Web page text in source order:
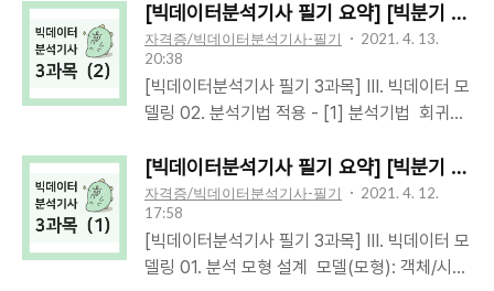
값/ 평균값- 오차제곱합 SSE- 전체제곱합
SST- 회귀제곱합 SSR- 결정계수 R² = SSR /
SST (and 수정된 결정계수)- Mallow's Cp-
혼동 행렬 Confusion Matrix- 정확도/ 민감도/
정밀도/ F1-score- ROC Curve- AUC (Area
터를 분석하여, 모형&독립변수의 유의성을 알아
보는 분석방법독립변수(X)가 범주형독립변수
(X)가 연속형분할표분석/ 카이제곱검정/ 피셔정
확검정로지스틱회귀분석 분할표 분석
(Contingency Table): 행-독립/ 열-종속/ 주변
때의 성공승산을, 다른 조건이 있을 때의 성공승
산으로 나눈 값상대위험도 (RR; Relative Risk)
승산비(Odds Ratio) = 교차비 = 대응위험도비
교집단 위험률 대비, 관심집단 위험률승산 = p /
(1-p) = (특정 사건 발생 확률) / (발생하지 않
[빅데이터분석기사 필기 요약] [빅분기 3과
자격증/빅데이터분석기사-필기
2021. 4. 13.
20:38
[빅데이터분석기사 필기 3과목] III. 빅데이터 모
델링 02. 분석기법 적용 - [1] 분석기법 회귀분
영향을 추정할 수 있는 통계기법변수들 사이의
인과관계를 밝히고 모형을 적합하여, 관심있는
변수를 예측/추론하기 위한 분석방법회귀모형
가정회귀모형 검증선형성 독립변수-종속변수
관계 선형통계적 유의미F-통계량, p-value독립
[빅데이터분석기사 필기 요약] [빅분기 3과
자격증/빅데이터분석기사-필기
2021. 4. 12.
17:58
[빅데이터분석기사 필기 3과목] III. 빅데이터 모
델링 01. 분석 모형 설계 모델(모형): 객체/시스